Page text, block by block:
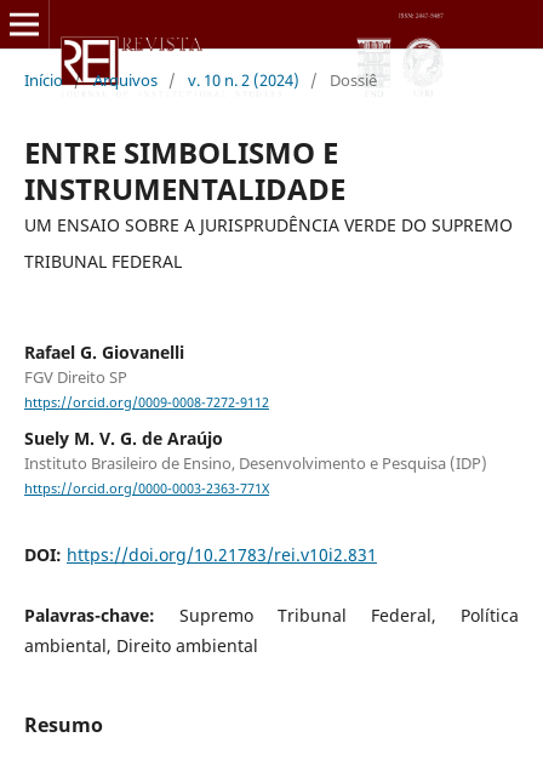
Início / Arquivos / v. 10 n. 2 (2024) / Dossiê
ENTRE SIMBOLISMO E
INSTRUMENTALIDADE
UM ENSAIO SOBRE A JURISPRUDÊNCIA VERDE DO SUPREMO
TRIBUNAL FEDERAL
Rafael G. Giovanelli
FGV Direito SP
https://orcid.org/0009-0008-7272-9112
Suely M. V. G. de Araújo
Instituto Brasileiro de Ensino, Desenvolvimento e Pesquisa (IDP)
https://orcid.org/0000-0003-2363-771X
DOI: https://doi.org/10.21783/rei.v10i2.831
Palavras-chave: Supremo Tribunal Federal, Política
ambiental, Direito ambiental
Resumo